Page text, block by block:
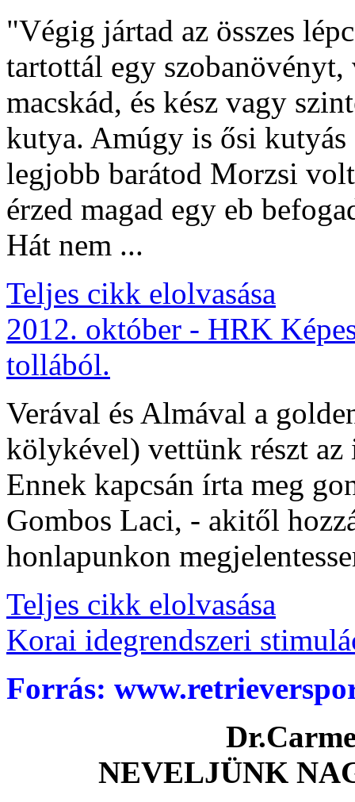
"Végig jártad az összes
tartottál egy
macskád, és kész vagy
kutya. Amúgy is ősi kutyás
legjobb barátod Morzsi
érzed magad egy eb
Hát nem ...
Teljes cikk elolvasása
2012. október - HRK
tollából.
Verával és Almával a
kölykével) vettünk részt az
Ennek kapcsán írta meg
Gombos Laci, - akitől
honlapunkon
Teljes cikk elolvasása
Korai idegrendszeri
Forrás:
NEVELJÜNK